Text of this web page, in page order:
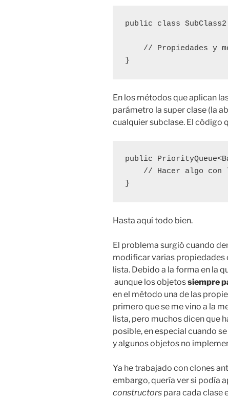
public class
// Propiedades y
}
En los métodos que aplican
parámetro la super clase (la
cualquier subclase. El código
public
// Hacer algo con
}
Hasta aquí todo bien.
El problema surgió cuando
modificar varias propiedades
lista. Debido a la forma en la
aunque los objetossiempre
en el método una de las
primero que se me vino a la
lista, pero muchos dicen que
posible, en especial cuando
y algunos objetos no
Ya he trabajado con clones
embargo, quería ver si podía
constructors para cada clase